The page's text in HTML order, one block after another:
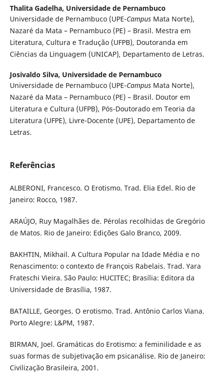
Thalita Gadelha, Universidade de Pernambuco
Universidade de Pernambuco (UPE-CampusMata Norte),
Nazaré da Mata – Pernambuco (PE) – Brasil. Mestra em
Literatura, Cultura e Tradução (UFPB), Doutoranda em
Ciências da Linguagem (UNICAP), Departamento de Letras.
Josivaldo Silva, Universidade de Pernambuco
Universidade de Pernambuco (UPE-CampusMata Norte),
Nazaré da Mata – Pernambuco (PE) – Brasil. Doutor em
Literatura e Cultura (UFPB), Pós-Doutorado em Teoria da
Literatura (UFPE), Livre-Docente (UPE), Departamento de
Letras.
Referências
ALBERONI, Francesco. O Erotismo. Trad. Elia Edel. Rio de
Janeiro: Rocco, 1987.
ARAÚJO, Ruy Magalhães de. Pérolas recolhidas de Gregório
de Matos. Rio de Janeiro: Edições Galo Branco, 2009.
BAKHTIN, Mikhail. A Cultura Popular na Idade Média e no
Renascimento: o contexto de François Rabelais. Trad. Yara
Frateschi Vieira. São Paulo: HUCITEC; Brasília: Editora da
Universidade de Brasília, 1987.
BATAILLE, Georges. O erotismo. Trad. Antônio Carlos Viana.
Porto Alegre: L&PM, 1987.
BIRMAN, Joel. Gramáticas do Erotismo: a feminilidade e as
suas formas de subjetivação em psicanálise. Rio de Janeiro:
Civilização Brasileira, 2001.